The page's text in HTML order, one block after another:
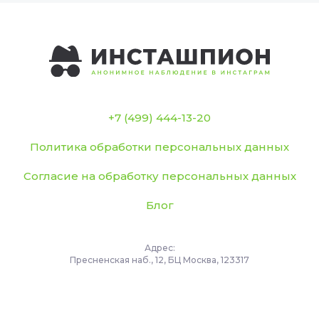
+7 (499) 444-13-20
Политика обработки персональных данных
Согласие на обработку персональных данных
Блог
Адрес:
Пресненская наб., 12, БЦ Москва, 123317